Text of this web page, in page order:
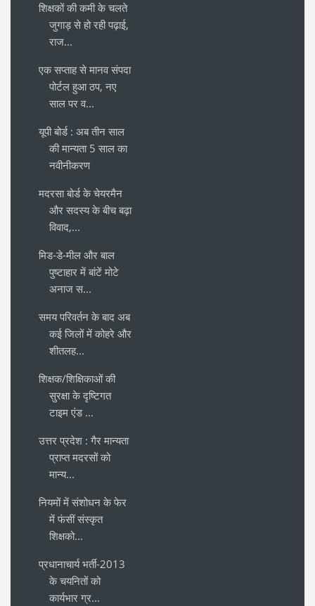
शिक्षकों की कमी के चलते
जुगाड़ से हो रही पढ़ाई,
राज...
एक सप्ताह से मानव संपदा
पोर्टल हुआ ठप, नए
साल पर व...
यूपी बोर्ड : अब तीन साल
की मान्यता 5 साल का
नवीनीकरण
मदरसा बोर्ड के चेयरमैन
और सदस्य के बीच बढ़ा
विवाद,...
मिड-डे-मील और बाल
पुष्टाहार में बांटें मोटे
अनाज स...
समय परिवर्तन के बाद अब
कई जिलों में कोहरे और
शीतलह...
शिक्षक/शिक्षिकाओं की
सुरक्षा के दृष्टिगत
टाइम एंड ...
उत्तर प्रदेश : गैर मान्यता
प्राप्त मदरसों को
मान्य...
नियमों में संशोधन के फेर
में फंसीं संस्कृत
शिक्षको...
प्रधानाचार्य भर्ती-2013
के चयनितों को
कार्यभार ग्र...